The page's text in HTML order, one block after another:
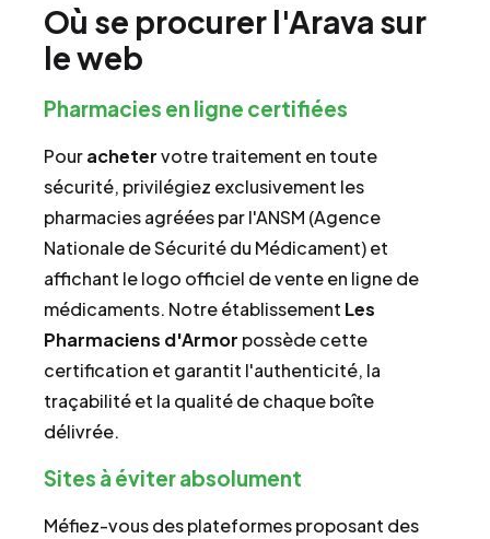
Où se procurer l'Arava sur
le web
Pharmacies en ligne certifiées
Pourachetervotre traitement en toute
sécurité, privilégiez exclusivement les
pharmacies agréées par l'ANSM (Agence
Nationale de Sécurité du Médicament) et
affichant le logo officiel de vente en ligne de
médicaments. Notre établissement Les
Pharmaciens d'Armor possède cette
certification et garantit l'authenticité, la
traçabilité et la qualité de chaque boîte
délivrée.
Sites à éviter absolument
Méfiez-vous des plateformes proposant des